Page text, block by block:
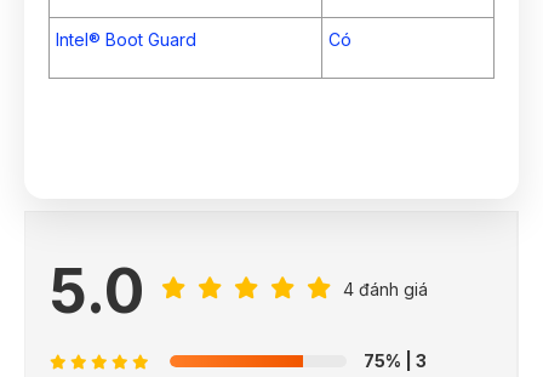
Intel® Boot Guard Có
5.0 4 đánh giá
75% | 3